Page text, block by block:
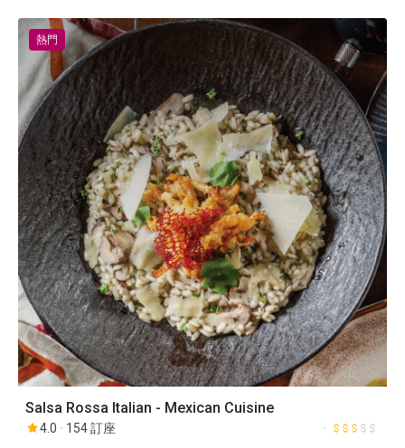
Salsa Rossa Italian - Mexican Cuisine
4.0 154 訂座
熱門